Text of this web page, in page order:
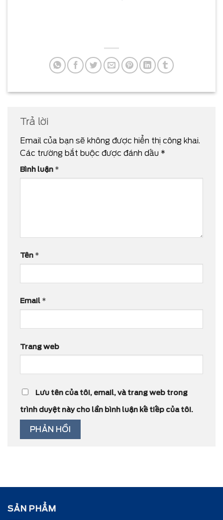
Trả lời
Email của bạn sẽ không được hiển thị công khai.
Các trường bắt buộc được đánh dấu *
Bình luận *
Tên *
Email *
Trang web
Lưu tên của tôi, email, và trang web trong
trình duyệt này cho lần bình luận kế tiếp của tôi.
SẢN PHẨM